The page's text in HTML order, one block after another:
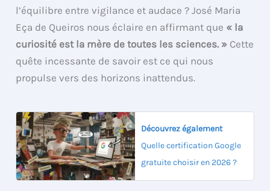
l’équilibre entre vigilance et audace ? José Maria
Eça de Queiros nous éclaire en affirmant que « la
curiosité est la mère de toutes les sciences. » Cette
quête incessante de savoir est ce qui nous
propulse vers des horizons inattendus.
Découvrez également
Quelle certification Google
gratuite choisir en 2026 ?